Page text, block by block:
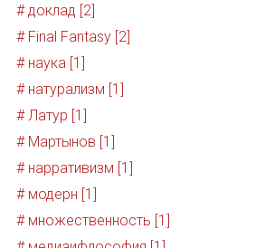
# доклад [2]
# Final Fantasy [2]
# наука [1]
# натурализм [1]
# Латур [1]
# Мартынов [1]
# нарративизм [1]
# модерн [1]
# множественность [1]